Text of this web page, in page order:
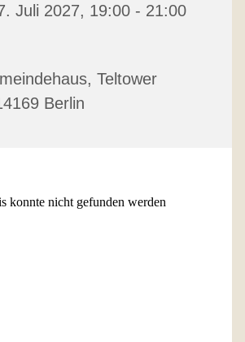
Juli 2027, 19:00 - 21:00
Teltower
Berlin